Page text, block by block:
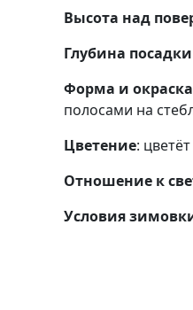
Высота над
Глубина
Форма и
полосами на
Цветение:
Отношение к
Условия